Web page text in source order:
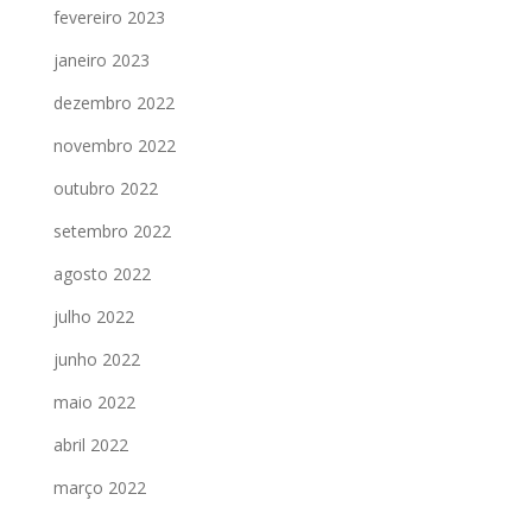
fevereiro 2023
janeiro 2023
dezembro 2022
novembro 2022
outubro 2022
setembro 2022
agosto 2022
julho 2022
junho 2022
maio 2022
abril 2022
março 2022